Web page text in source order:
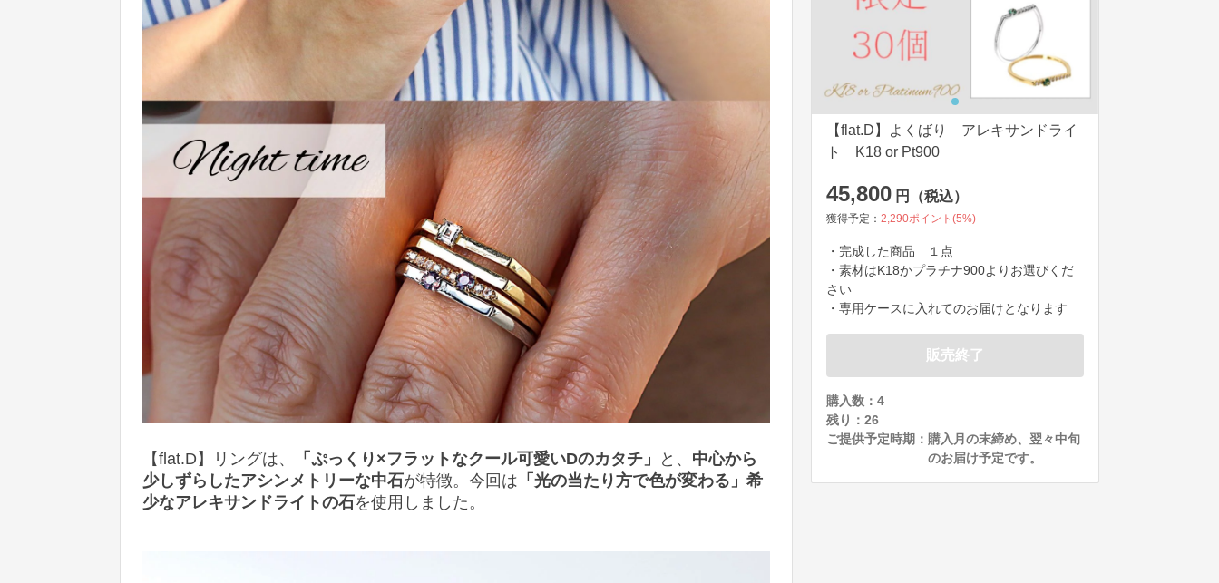
【flat.D】リングは、 「ぷっくり×フラットなクール可愛いDのカタチ」 と、 中心から
少しずらしたアシンメトリーな中石が特徴。今回は 「光の当たり方で色が変わる」希
少なアレキサンドライトの石を使用しました。
【flat.D】よくばり アレキサンドライ
ト K18 or Pt900
45,800 円（税込）
獲得予定： 2,290ポイント(5%)
・完成した商品　１点
・素材はK18かプラチナ900よりお選びくだ
さい
・専用ケースに入れてのお届けとなります
販売終了
購入数：4
残り： 26
ご提供予定時期： 購入月の末締め、翌々中旬
のお届け予定です。